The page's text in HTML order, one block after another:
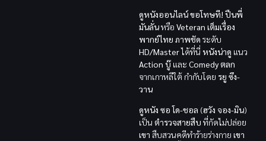
ดูหนังออนไลน์ขอโทษที! ปืนพี่
มันลั่นหรือ Veteran เต็มเรื่อง
พากย์ไทย ภาพชัด ระดับ
HD/Masterได้ที่นี่ หนังน่าดู แนว
Action บู๊ และ Comedy ตลก
จากเกาหลีใต้ กำกับโดย รยู ซึง-
วาน
ดูหนัง ซอ โด-ชอล (ฮวัง จอง-มิน)
เป็น ตำรวจสายสืบ ที่กัดไม่ปล่อย
เขา สืบสวนคดีทำร้ายร่างกาย เขา